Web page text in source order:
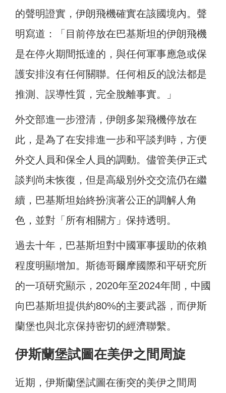
的聲明證實，伊朗飛機確實在該國境內。聲
明寫道：「目前停放在巴基斯坦的伊朗飛機
是在停火期間抵達的，與任何軍事應急或保
護安排沒有任何關聯。任何相反的說法都是
推測、誤導性質，完全脫離事實。」
外交部進一步澄清，伊朗多架飛機停放在
此，是為了在安排進一步和平談判時，方便
外交人員和保全人員的調動。儘管美伊正式
談判尚未恢復，但是高級別外交交流仍在繼
續，巴基斯坦始終扮演著公正的調解人角
色，並對「所有相關方」保持透明。
過去十年，巴基斯坦對中國軍事援助的依賴
程度明顯增加。斯德哥爾摩國際和平研究所
的一項研究顯示，2020年至2024年間，中國
向巴基斯坦提供約80%的主要武器，而伊斯
蘭堡也與北京保持密切的經濟聯繫。
伊斯蘭堡試圖在美伊之間周旋
近期，伊斯蘭堡試圖在衝突的美伊之間周